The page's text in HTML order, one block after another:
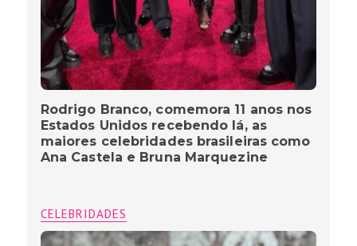
Rodrigo Branco, comemora 11 anos nos
Estados Unidos recebendo lá, as
maiores celebridades brasileiras como
Ana Castela e Bruna Marquezine
CELEBRIDADES